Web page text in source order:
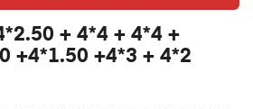
+ 4*4 + 4*4 +
+4*1.50 +4*3 + 4*2